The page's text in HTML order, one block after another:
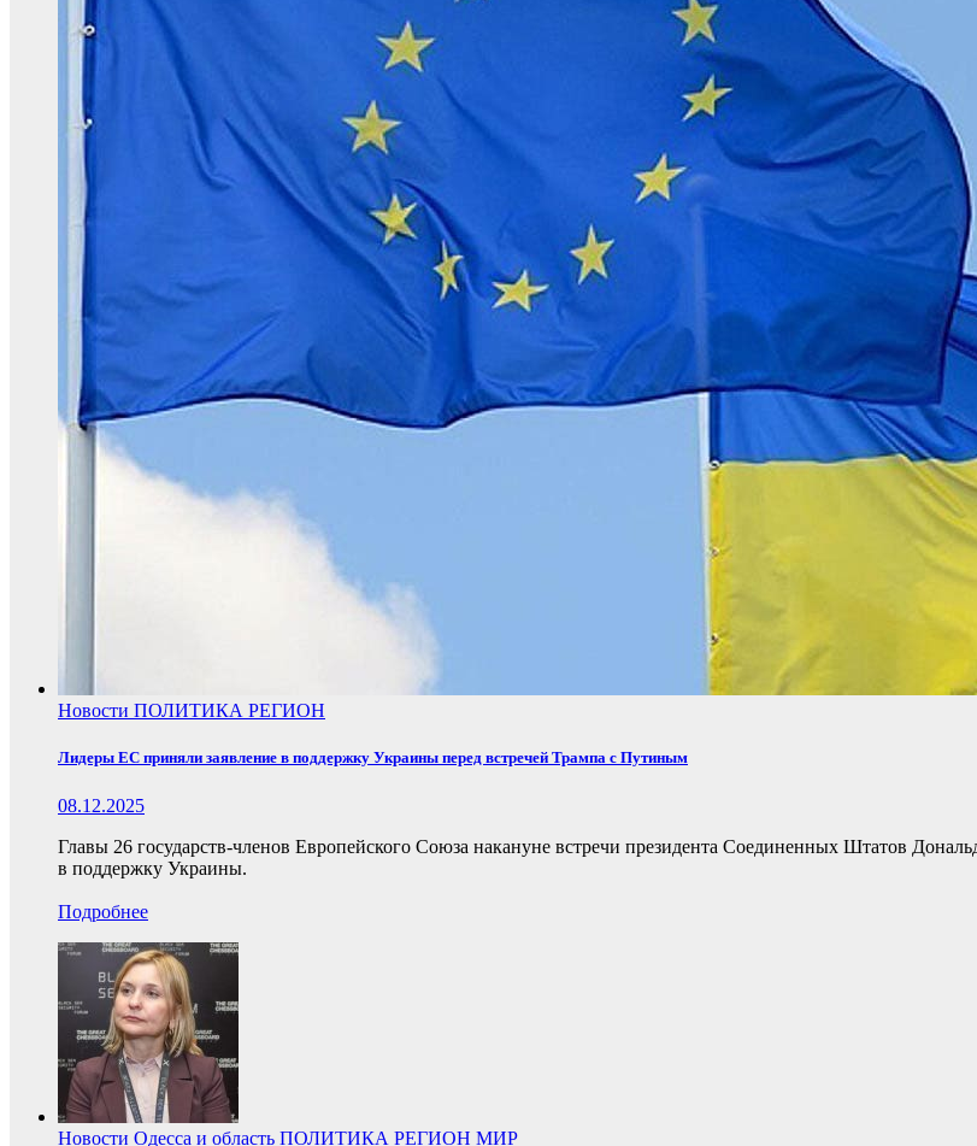
Новости ПОЛИТИКА РЕГИОН
Лидеры ЕС приняли заявление в поддержку Украины перед встречей Трампа с Путиным
08.12.2025
Главы 26 государств-членов Европейского Союза накануне встречи президента Соединенных Штатов
в поддержку Украины.
Подробнее
Новости Одесса и область ПОЛИТИКА РЕГИОН МИР